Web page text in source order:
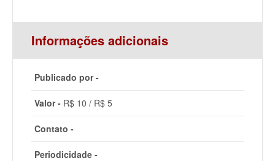
Informações adicionais
Publicado por -
Valor - R$ 10 / R$ 5
Contato -
Periodicidade -